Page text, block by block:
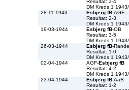
Resultat: 3-4
DM Kreds 1
28-11-1943
Esbjerg fB-AGF
Resultat: 2-3
DM Kreds 1
19-03-1944
Esbjerg fB-OB
Resultat: 3-5
DM Kreds 1
26-03-1944
Esbjerg fB-
Resultat: 1-0
DM Kreds 1
02-04-1944
AGF-Esbjerg fB
Resultat: 4-2
DM Kreds 1
23-04-1944
Esbjerg fB-AaB
Resultat: 1-2